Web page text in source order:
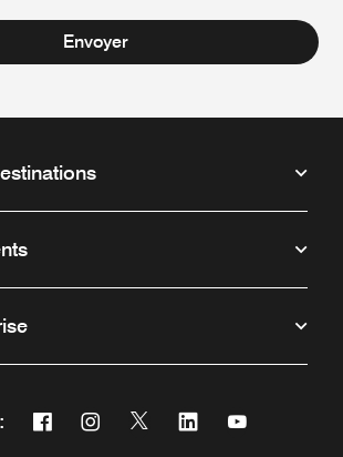
Envoyer
Facebook
Ouvre une nouvelle fenêtre
Instagram
Ouvre une nouvelle fenêtre
Twitter
Ouvre une nouvelle
Linkedin
Ouvre uneOuvre une